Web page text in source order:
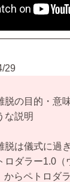
29
脱の目的・意
な説明
脱は儀式に過
ロダラー1.0（
からペトロダ